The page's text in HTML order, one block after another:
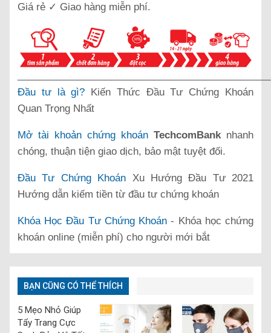
Giá rẻ ✓ Giao hàng miễn phí.
Đầu tư là gì? Kiến Thức Đầu Tư Chứng Khoán
Quan Trọng Nhất
Mở tài khoản chứng khoán TechcomBank nhanh
chóng, thuận tiện giao dịch, bảo mật tuyệt đối.
Đầu Tư Chứng Khoán Xu Hướng Đầu Tư 2021
Hướng dẫn kiếm tiền từ đầu tư chứng khoán
Khóa Học Đầu Tư Chứng Khoán - Khóa học chứng
khoán online (miễn phí) cho người mới bắt
BẠN CŨNG CÓ THỂ THÍCH
5 Mẹo Nhỏ Giúp
Tẩy Trang Cực